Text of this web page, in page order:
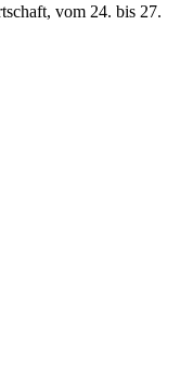
vom 24. bis 27.